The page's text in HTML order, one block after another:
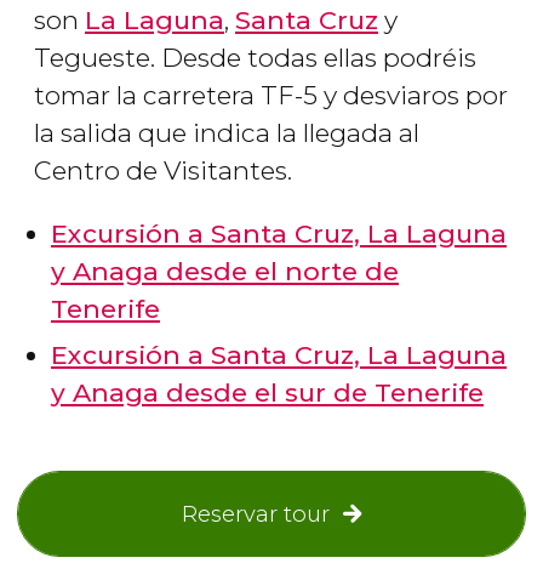
son La Laguna, Santa Cruz y
Tegueste. Desde todas ellas podréis
tomar la carretera TF-5 y desviaros por
la salida que indica la llegada al
Centro de Visitantes.
Excursión a Santa Cruz, La Laguna
y Anaga desde el norte de
Tenerife
Excursión a Santa Cruz, La Laguna
y Anaga desde el sur de Tenerife
Reservar tour